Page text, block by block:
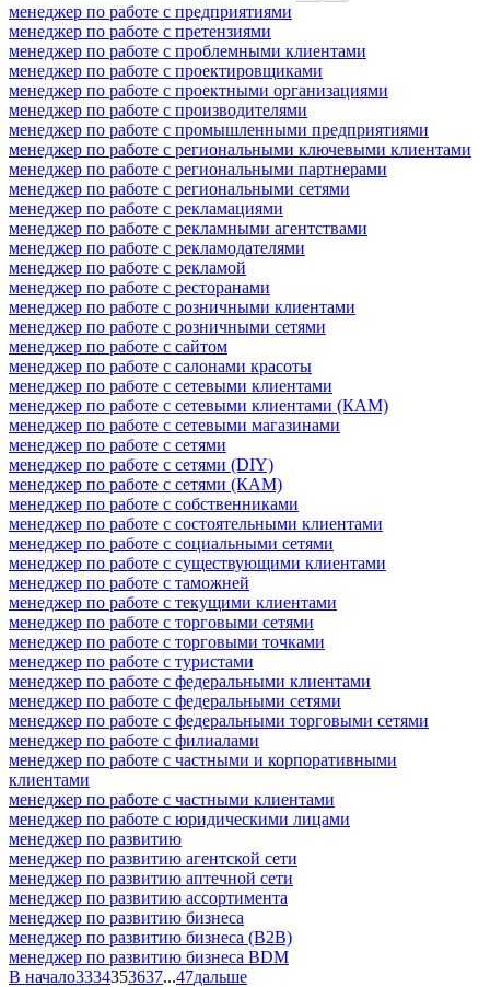
менеджер по работе с предприятиями
менеджер по работе с претензиями
менеджер по работе с проблемными клиентами
менеджер по работе с проектировщиками
менеджер по работе с проектными организациями
менеджер по работе с производителями
менеджер по работе с промышленными предприятиями
менеджер по работе с региональными ключевыми клиентами
менеджер по работе с региональными партнерами
менеджер по работе с региональными сетями
менеджер по работе с рекламациями
менеджер по работе с рекламными агентствами
менеджер по работе с рекламодателями
менеджер по работе с рекламой
менеджер по работе с ресторанами
менеджер по работе с розничными клиентами
менеджер по работе с розничными сетями
менеджер по работе с сайтом
менеджер по работе с салонами красоты
менеджер по работе с сетевыми клиентами
менеджер по работе с сетевыми клиентами (КАМ)
менеджер по работе с сетевыми магазинами
менеджер по работе с сетями
менеджер по работе с сетями (DIY)
менеджер по работе с сетями (КАМ)
менеджер по работе с собственниками
менеджер по работе с состоятельными клиентами
менеджер по работе с социальными сетями
менеджер по работе с существующими клиентами
менеджер по работе с таможней
менеджер по работе с текущими клиентами
менеджер по работе с торговыми сетями
менеджер по работе с торговыми точками
менеджер по работе с туристами
менеджер по работе с федеральными клиентами
менеджер по работе с федеральными сетями
менеджер по работе с федеральными торговыми сетями
менеджер по работе с филиалами
менеджер по работе с частными и корпоративными
клиентами
менеджер по работе с частными клиентами
менеджер по работе с юридическими лицами
менеджер по развитию
менеджер по развитию агентской сети
менеджер по развитию аптечной сети
менеджер по развитию ассортимента
менеджер по развитию бизнеса
менеджер по развитию бизнеса (B2B)
менеджер по развитию бизнеса BDM
В начало3334353637...47дальше